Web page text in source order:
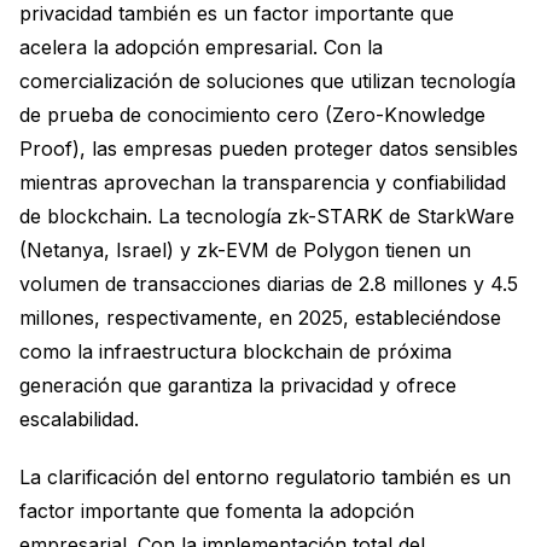
privacidad también es un factor importante que
acelera la adopción empresarial. Con la
comercialización de soluciones que utilizan tecnología
de prueba de conocimiento cero (Zero-Knowledge
Proof), las empresas pueden proteger datos sensibles
mientras aprovechan la transparencia y confiabilidad
de blockchain. La tecnología zk-STARK de StarkWare
(Netanya, Israel) y zk-EVM de Polygon tienen un
volumen de transacciones diarias de 2.8 millones y 4.5
millones, respectivamente, en 2025, estableciéndose
como la infraestructura blockchain de próxima
generación que garantiza la privacidad y ofrece
escalabilidad.
La clarificación del entorno regulatorio también es un
factor importante que fomenta la adopción